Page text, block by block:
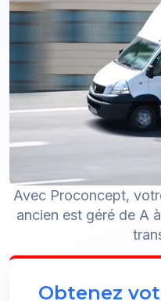
Avec Proconcept,
ancien est géré de A
Obtenez